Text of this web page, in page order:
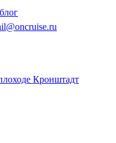
Все города
В Ростов-на-Дону
По Енисею
Кронштадт